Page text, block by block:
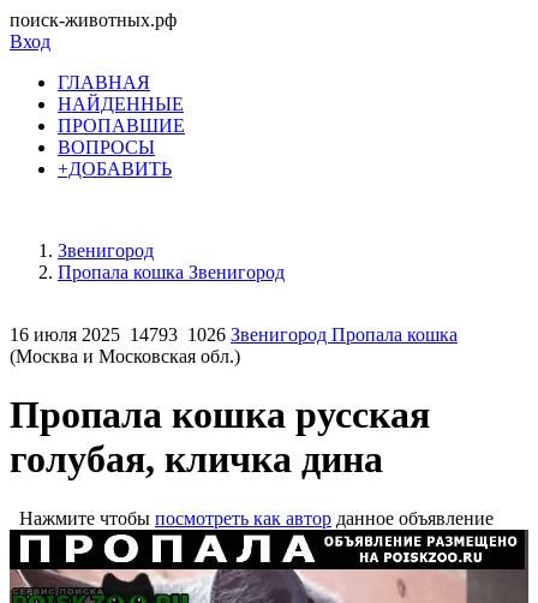
поиск-животных.рф
Вход
ГЛАВНАЯ
НАЙДЕННЫЕ
ПРОПАВШИЕ
ВОПРОСЫ
+ДОБАВИТЬ
Звенигород
Пропала кошка Звенигород
16 июля 2025 14793 1026 Звенигород Пропала кошка
(Москва и Московская обл.)
Пропала кошка русская
голубая, кличка дина
Нажмите чтобы посмотреть как автор данное объявление